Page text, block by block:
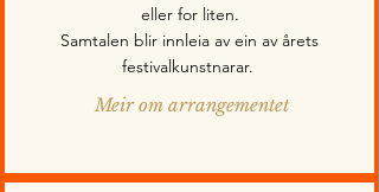
eller for liten.
Samtalen blir innleia av ein av årets
festivalkunstnarar.
Meir om arrangementet